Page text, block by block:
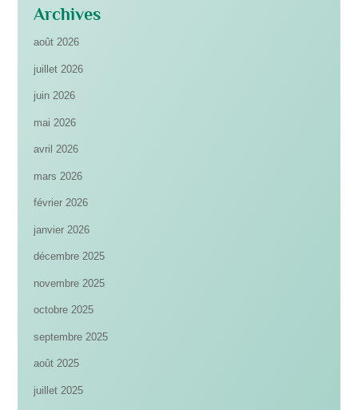
Archives
août 2026
juillet 2026
juin 2026
mai 2026
avril 2026
mars 2026
février 2026
janvier 2026
décembre 2025
novembre 2025
octobre 2025
septembre 2025
août 2025
juillet 2025